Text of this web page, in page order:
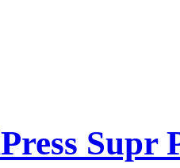
Supr